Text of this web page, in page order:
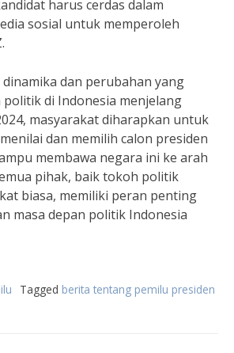
harus cerdas dalam
sosial untuk memperoleh
dan perubahan yang
di Indonesia menjelang
masyarakat diharapkan untuk
dan memilih calon presiden
membawa negara ini ke arah
pihak, baik tokoh politik
biasa, memiliki peran penting
masa depan politik Indonesia
Tagged berita tentang pemilu presiden